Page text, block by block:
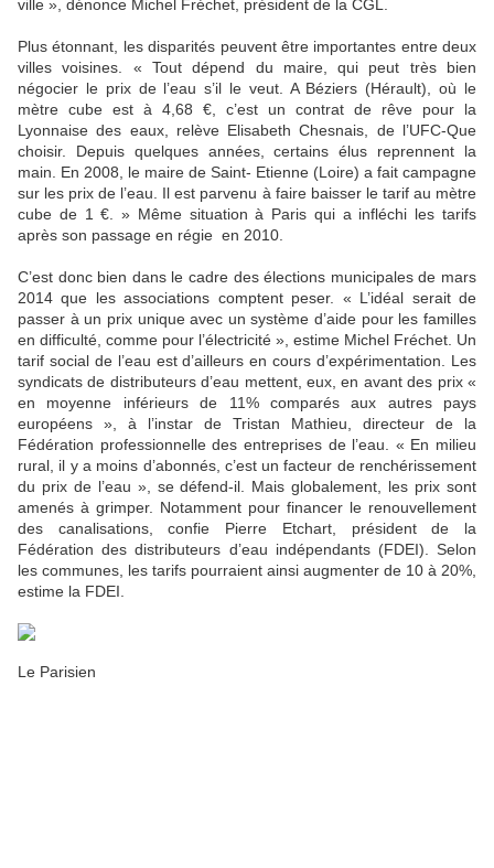
ville », dénonce Michel Fréchet, président de la CGL.
Plus étonnant, les disparités peuvent être importantes entre deux
villes voisines. « Tout dépend du maire, qui peut très bien
négocier le prix de l’eau s’il le veut. A Béziers (Hérault), où le
mètre cube est à 4,68 €, c’est un contrat de rêve pour la
Lyonnaise des eaux, relève Elisabeth Chesnais, de l’UFC-Que
choisir. Depuis quelques années, certains élus reprennent la
main. En 2008, le maire de Saint- Etienne (Loire) a fait campagne
sur les prix de l’eau. Il est parvenu à faire baisser le tarif au mètre
cube de 1 €. » Même situation à Paris qui a infléchi les tarifs
après son passage en régie en 2010.
C’est donc bien dans le cadre des élections municipales de mars
2014 que les associations comptent peser. « L’idéal serait de
passer à un prix unique avec un système d’aide pour les familles
en difficulté, comme pour l’électricité », estime Michel Fréchet. Un
tarif social de l’eau est d’ailleurs en cours d’expérimentation. Les
syndicats de distributeurs d’eau mettent, eux, en avant des prix «
en moyenne inférieurs de 11% comparés aux autres pays
européens », à l’instar de Tristan Mathieu, directeur de la
Fédération professionnelle des entreprises de l’eau. « En milieu
rural, il y a moins d’abonnés, c’est un facteur de renchérissement
du prix de l’eau », se défend-il. Mais globalement, les prix sont
amenés à grimper. Notamment pour financer le renouvellement
des canalisations, confie Pierre Etchart, président de la
Fédération des distributeurs d’eau indépendants (FDEI). Selon
les communes, les tarifs pourraient ainsi augmenter de 10 à 20%,
estime la FDEI.
Le Parisien